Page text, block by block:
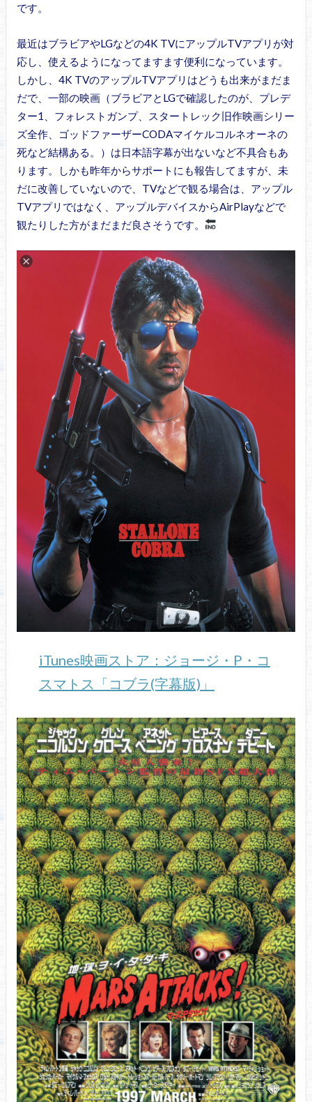
です。
最近はブラビアやLGなどの4K TVにアップルTVアプリが対
応し、使えるようになってますます便利になっています。
しかし、4K TVのアップルTVアプリはどうも出来がまだま
だで、一部の映画（ブラビアとLGで確認したのが、プレデ
ター1、フォレストガンプ、スタートレック旧作映画シリー
ズ全作、ゴッドファーザーCODAマイケルコルネオーネの
死など結構ある。）は日本語字幕が出ないなど不具合もあ
ります。しかも昨年からサポートにも報告してますが、未
だに改善していないので、TVなどで観る場合は、アップル
TVアプリではなく、アップルデバイスからAirPlayなどで
観たりした方がまだまだ良さそうです。
iTunes映画ストア：ジョージ・P・コ
スマトス「コブラ(字幕版)」